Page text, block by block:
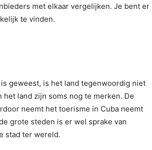
met elkaar vergelijken. Je bent er
te vinden.
geweest, is het land tegenwoordig niet
land zijn soms nog te merken. De
neemt het toerisme in Cuba neemt
grote steden is er wel sprake van
stad ter wereld.